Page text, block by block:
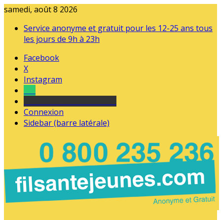
samedi, août 8 2026
Service anonyme et gratuit pour les 12-25 ans tous
les jours de 9h à 23h
Facebook
X
Instagram
Connexion
Sidebar (barre latérale)